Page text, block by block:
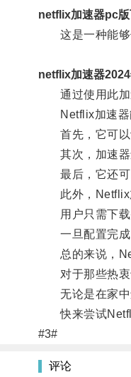
netflix加速器pc版
这是一种能够
netflix加速器
通过使用此加
Netflix加速器能
首先，它可以
其次，加速器
最后，它还可
此外，Netflix
用户只需下载
一旦配置完成
总的来说，
对于那些热衷
无论是在家中
快来尝试Netflix
#3#
评论